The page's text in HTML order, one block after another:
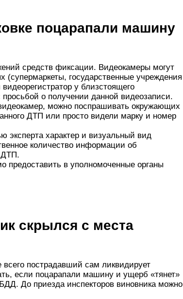
поцарапали машину
средств фиксации. Видеокамеры могут
государственные учреждения
у близстоящего
о получении данной видеозаписи.
можно поспрашивать окружающих
ДТП или просто видели марку и номер
эксперта характер и визуальный вид
количество информации об
ДТП.
предоставить в уполномоченные органы
скрылся с места
пострадавший сам ликвидирует
если поцарапали машину и ущерб «тянет»
До приезда инспекторов виновника можно